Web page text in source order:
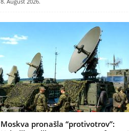
Moskva pronašla “protivotrov”: